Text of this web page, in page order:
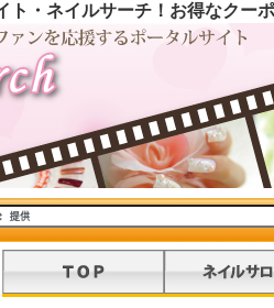
ト・ネイルサーチ！お得なクー